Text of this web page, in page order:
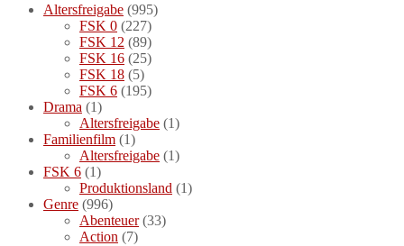
Altersfreigabe (995)
FSK 0 (227)
FSK 12 (89)
FSK 16 (25)
FSK 18 (5)
FSK 6 (195)
Drama (1)
Altersfreigabe (1)
Familienfilm (1)
Altersfreigabe (1)
FSK 6 (1)
Produktionsland (1)
Genre (996)
Abenteuer(33)
Action (7)